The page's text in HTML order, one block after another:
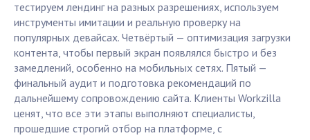
тестируем лендинг на разных разрешениях, используем
инструменты имитации и реальную проверку на
популярных девайсах. Четвёртый — оптимизация загрузки
контента, чтобы первый экран появлялся быстро и без
замедлений, особенно на мобильных сетях. Пятый —
финальный аудит и подготовка рекомендаций по
дальнейшему сопровождению сайта. Клиенты Workzilla
ценят, что все эти этапы выполняют специалисты,
прошедшие строгий отбор на платформе, с